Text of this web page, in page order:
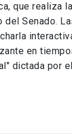
que realiza
del Senado.
en
dictada por